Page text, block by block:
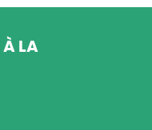
À LA